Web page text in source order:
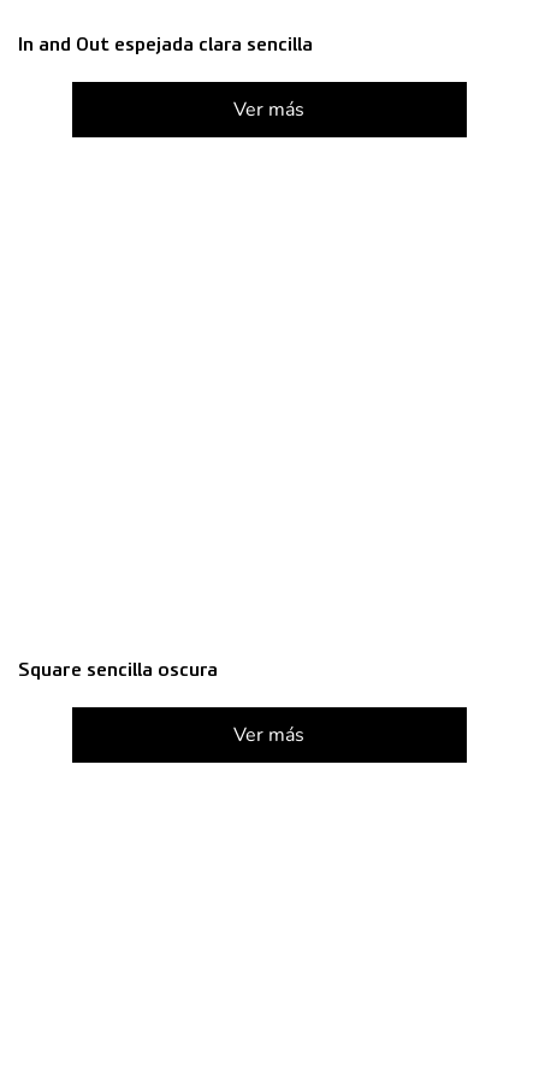
In and Out espejada clara sencilla
Ver más
Square sencilla oscura
Ver más